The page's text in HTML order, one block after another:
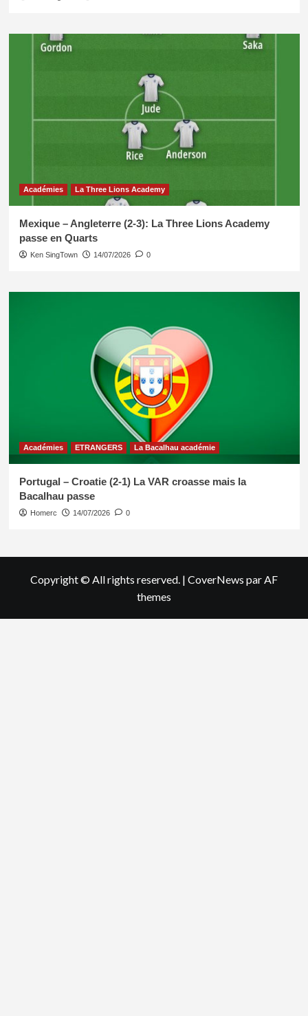
Académies La Three Lions Academy
Mexique – Angleterre (2-3): La Three Lions Academy
passe en Quarts
Ken SingTown 14/07/2026 0
Académies ETRANGERS La Bacalhau académie
Portugal – Croatie (2-1) La VAR croasse mais la
Bacalhau passe
Homerc 14/07/2026 0
Copyright © All rights reserved. | CoverNews par AF
themes